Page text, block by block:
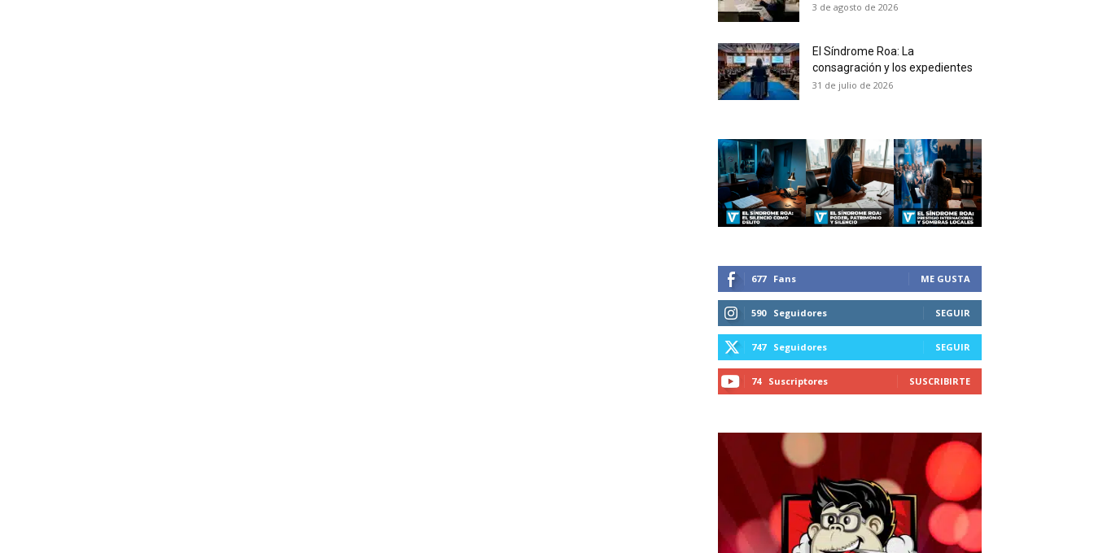
noticias del vapeo y la reducción de daños en tu correo
Subscribe to our daily clipping and receive all the news
of vaping and tobacco harm reduction in your email.
3 de agosto de 2026
El Síndrome Roa: La
consagración y los expedientes
31 de julio de 2026
677 Fans ME GUSTA
590 Seguidores SEGUIR
747 Seguidores SEGUIR
74 Suscriptores SUSCRIBIRTE